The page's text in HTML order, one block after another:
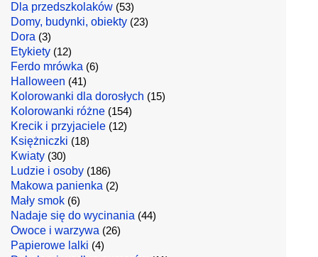
Dla przedszkolaków (53)
Domy, budynki, obiekty (23)
Dora (3)
Etykiety (12)
Ferdo mrówka (6)
Halloween (41)
Kolorowanki dla dorosłych (15)
Kolorowanki różne (154)
Krecik i przyjaciele (12)
Księżniczki (18)
Kwiaty (30)
Ludzie i osoby (186)
Makowa panienka (2)
Mały smok (6)
Nadaje się do wycinania (44)
Owoce i warzywa (26)
Papierowe lalki (4)